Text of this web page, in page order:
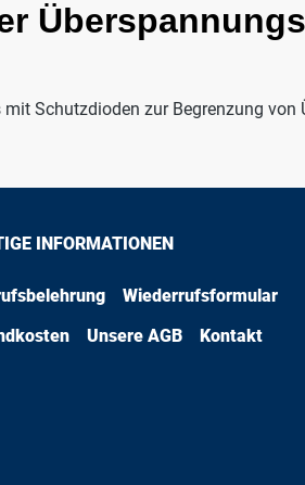
Schutzdioden zur Begrenzung von
INFORMATIONEN
Wiederrufsformular
Unsere AGB Kontakt